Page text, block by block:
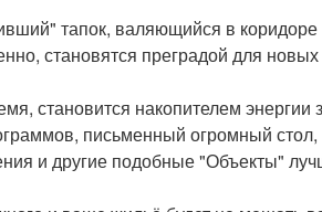
тапок, валяющийся в коридоре
становятся преградой для новых
становится накопителем энергии
письменный огромный стол,
и другие подобные "Объекты"